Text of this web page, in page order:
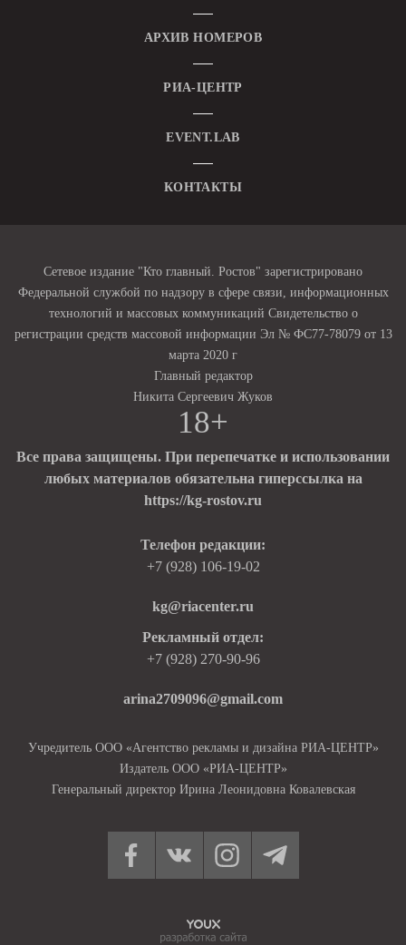
АРХИВ НОМЕРОВ
РИА-ЦЕНТР
EVENT.LAB
КОНТАКТЫ
Сетевое издание "Кто главный. Ростов" зарегистрировано
Федеральной службой по надзору в сфере связи, информационных
технологий и массовых коммуникаций Свидетельство о
регистрации средств массовой информации Эл № ФС77-78079 от 13
марта 2020 г
Главный редактор
Никита Сергеевич Жуков
18+
Все права защищены. При перепечатке и использовании
любых материалов обязательна гиперссылка на
https://kg-rostov.ru
Телефон редакции:
+7 (928) 106-19-02
kg@riacenter.ru
Рекламный отдел:
+7 (928) 270-90-96
arina2709096@gmail.com
Учредитель ООО «Агентство рекламы и дизайна РИА-ЦЕНТР»
Издатель ООО «РИА-ЦЕНТР»
Генеральный директор Ирина Леонидовна Ковалевская